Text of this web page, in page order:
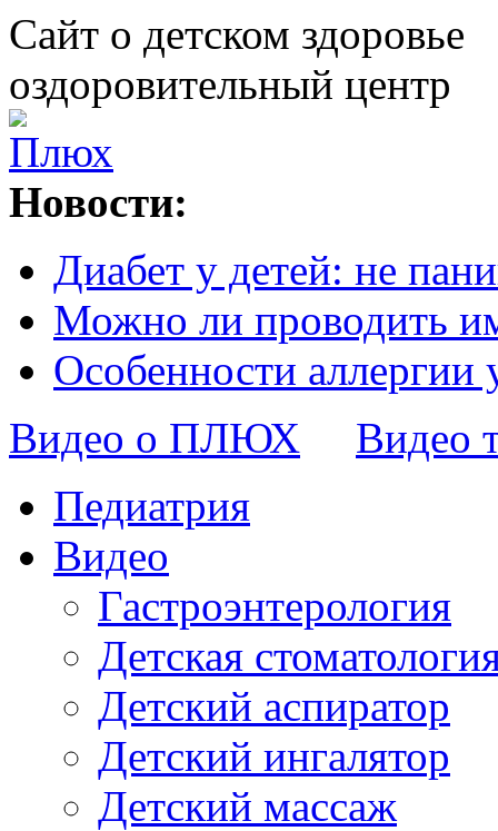
Сайт о детском здоровье
оздоровительный центр
Новости:
Диабет у детей: не
Можно ли проводить
Особенности аллергии
Видео о ПЛЮХ
Видео
Педиатрия
Видео
Гастроэнтерология
Детская
Детский аспиратор
Детский ингалятор
Детский массаж